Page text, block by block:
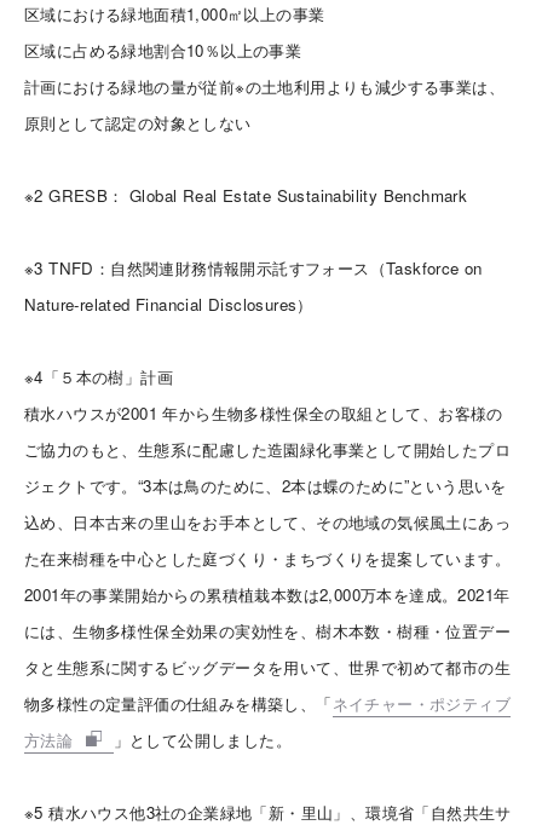
区域における緑地面積1,000㎡以上の事業
区域に占める緑地割合10％以上の事業
計画における緑地の量が従前※の土地利用よりも減少する事業は、
原則として認定の対象としない
※2 GRESB： Global Real Estate Sustainability Benchmark
※3 TNFD：自然関連財務情報開示託すフォース（Taskforce on
Nature-related Financial Disclosures）
※4「５本の樹」計画
積水ハウスが2001 年から生物多様性保全の取組として、お客様の
ご協力のもと、生態系に配慮した造園緑化事業として開始したプロ
ジェクトです。“3本は鳥のために、2本は蝶のために”という思いを
込め、日本古来の里山をお手本として、その地域の気候風土にあっ
た在来樹種を中心とした庭づくり・まちづくりを提案しています。
2001年の事業開始からの累積植栽本数は2,000万本を達成。2021年
には、生物多様性保全効果の実効性を、樹木本数・樹種・位置デー
タと生態系に関するビッグデータを用いて、世界で初めて都市の生
物多様性の定量評価の仕組みを構築し、「ネイチャー・ポジティブ
方法論
」として公開しました。
※5 積水ハウス他3社の企業緑地「新・里山」、環境省「自然共生サ